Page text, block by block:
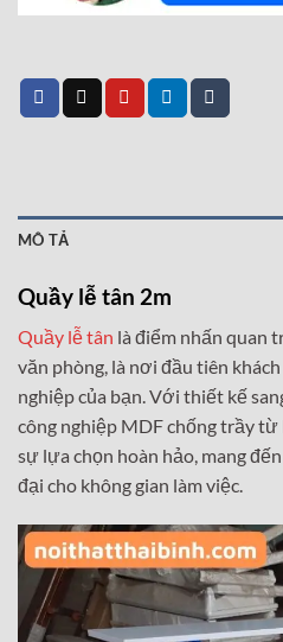
MÔ TẢ
Quầy lễ tân 2m
Quầy lễ tân là điểm nhấn quan
văn phòng, là nơi đầu tiên
nghiệp của bạn. Với thiết kế
công nghiệp MDF chống trầy
sự lựa chọn hoàn hảo, mang
đại cho không gian làm việc.